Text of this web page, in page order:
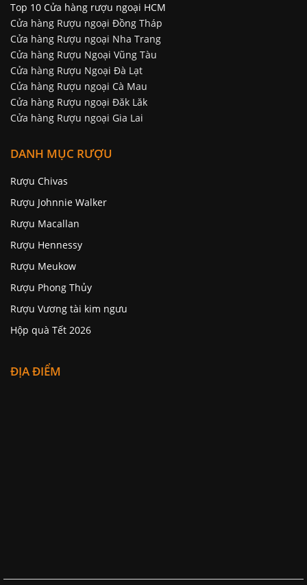
Top 10 Cửa hàng rượu ngoại HCM
Cửa hàng Rượu ngoại Đồng Tháp
Cửa hàng Rượu ngoại Nha Trang
Cửa hàng Rượu Ngoại Vũng Tàu
Cửa hàng Rượu Ngoại Đà Lạt
Cửa hàng Rượu ngoại Cà Mau
Cửa hàng Rượu ngoại Đăk Lăk
Cửa hàng Rượu ngoại Gia Lai
DANH MỤC RƯỢU
Rượu Chivas
Rượu Johnnie Walker
Rượu Macallan
Rượu Hennessy
Rượu Meukow
Rượu Phong Thủy
Rượu Vương tài kim ngưu
Hộp quà Tết 2026
ĐỊA ĐIỂM